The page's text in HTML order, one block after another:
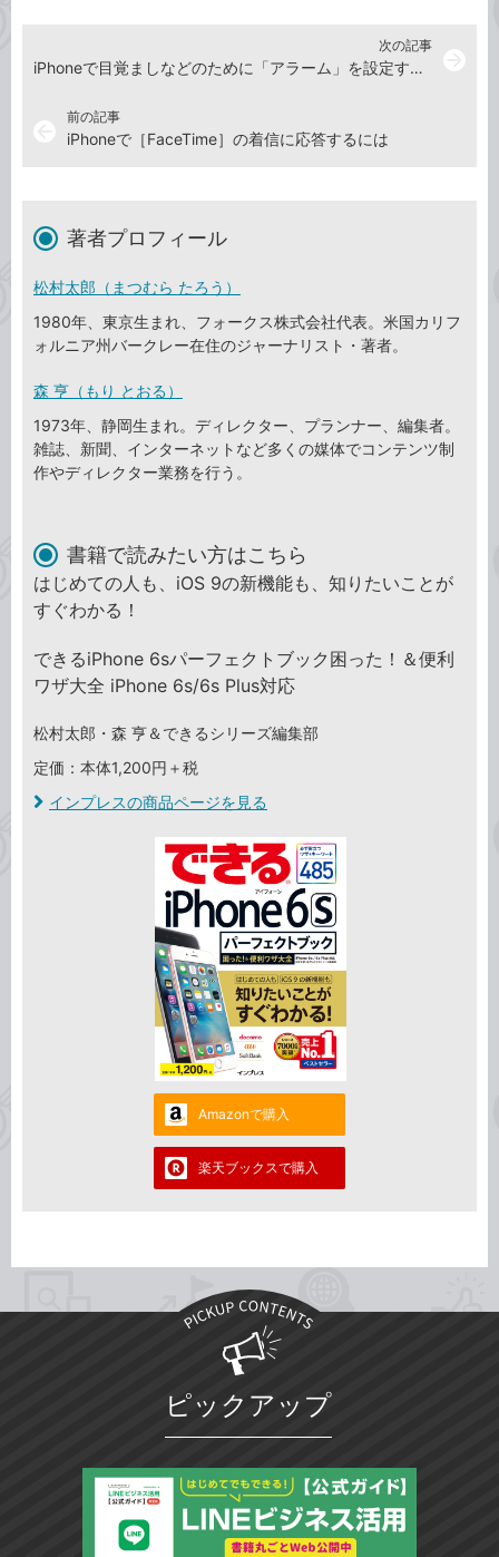
前の記事
iPhoneで［FaceTime］の着信に応答するには
次の記事
iPhoneで目覚ましなどのために「アラーム」を設定する方法
著者プロフィール
松村太郎（まつむら たろう）
1980年、東京生まれ、フォークス株式会社代表。米国カリフ
ォルニア州バークレー在住のジャーナリスト・著者。
森 亨（もり とおる）
1973年、静岡生まれ。ディレクター、プランナー、編集者。
雑誌、新聞、インターネットなど多くの媒体でコンテンツ制
作やディレクター業務を行う。
書籍で読みたい方はこちら
はじめての人も、iOS 9の新機能も、知りたいことが
すぐわかる！
できるiPhone 6sパーフェクトブック困った！＆便利
ワザ大全 iPhone 6s/6s Plus対応
松村太郎・森 亨＆できるシリーズ編集部
定価：本体1,200円＋税
インプレスの商品ページを見る
Amazonで購入
楽天ブックスで購入
ピックアップ